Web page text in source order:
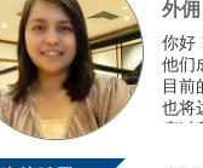
外佣
你好
他们
目前
也将